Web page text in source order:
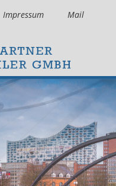
Impressum Mail